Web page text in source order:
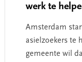
werk te
Amsterdam
asielzoekers te
gemeente wil